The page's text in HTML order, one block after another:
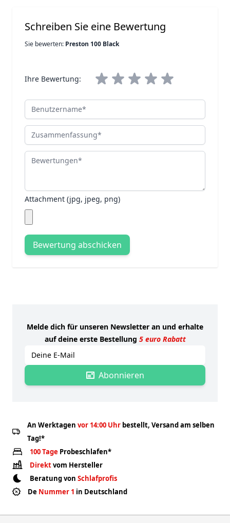
Schreiben Sie eine Bewertung
Sie bewerten: Preston 100 Black
Ihre Bewertung:
Benutzername
Zusammenfassung
Bewertungen
Attachment (jpg, jpeg, png)
Bewertung abschicken
Melde dich für unseren Newsletter an und erhalte
auf deine erste Bestellung 5 euro Rabatt
E-mailadres
Abonnieren
An Werktagen vor 14:00 Uhrbestellt, Versand am selben
Tag!*
100 Tage Probeschlafen*
Direktvom Hersteller
Beratung von Schlafprofis
De Nummer 1 in Deutschland